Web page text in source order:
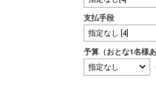
支払手段
予算（おとな1名様あ